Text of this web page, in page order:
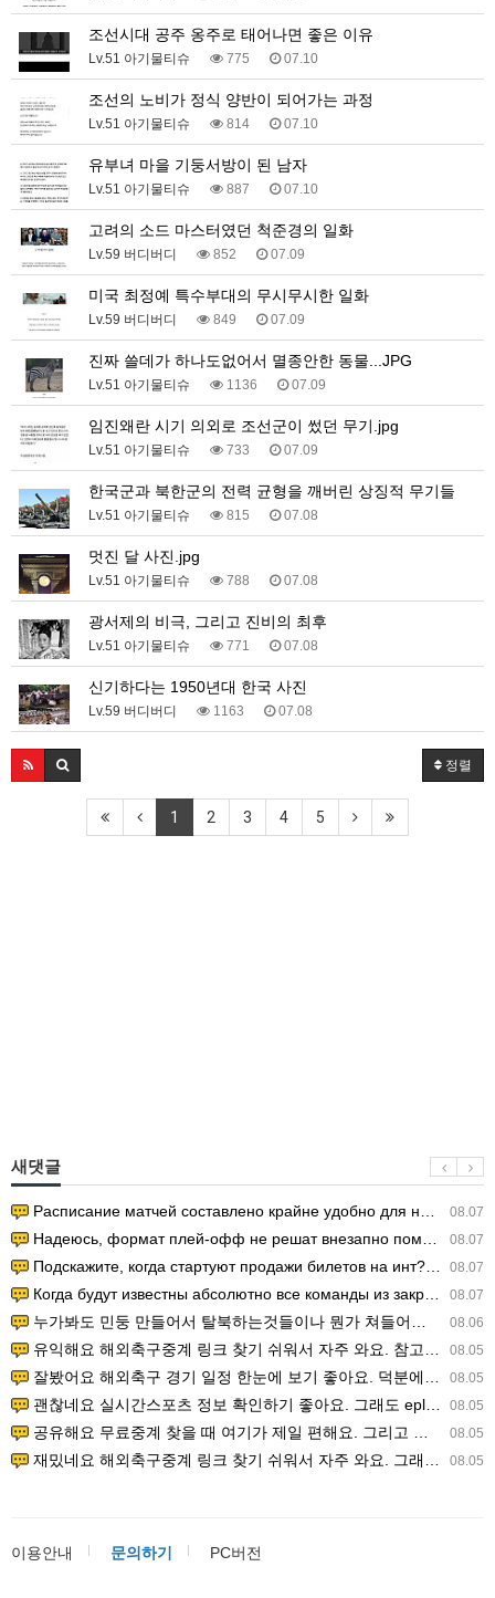
조선시대 공주 옹주로 태어나면 좋은 이유
Lv.51 아기물티슈 775 07.10
조선의 노비가 정식 양반이 되어가는 과정
Lv.51 아기물티슈 814 07.10
유부녀 마을 기둥서방이 된 남자
Lv.51 아기물티슈 887 07.10
고려의 소드 마스터였던 척준경의 일화
Lv.59 버디버디 852 07.09
미국 최정예 특수부대의 무시무시한 일화
Lv.59 버디버디 849 07.09
진짜 쓸데가 하나도없어서 멸종안한 동물...JPG
Lv.51 아기물티슈 1136 07.09
임진왜란 시기 의외로 조선군이 썼던 무기.jpg
Lv.51 아기물티슈 733 07.09
한국군과 북한군의 전력 균형을 깨버린 상징적 무기들
Lv.51 아기물티슈 815 07.08
멋진 달 사진.jpg
Lv.51 아기물티슈 788 07.08
광서제의 비극, 그리고 진비의 최후
Lv.51 아기물티슈 771 07.08
신기하다는 1950년대 한국 사진
Lv.59 버디버디 1163 07.08
정렬
1 2 3 4 5
새댓글
08.07
Расписание матчей составлено крайне удобно для нашего часово…
08.07
Надеюсь, формат плей-офф не решат внезапно поменять. https:/…
08.07
Подскажите, когда стартуют продажи билетов на инт? https://g…
08.07
Когда будут известны абсолютно все команды из закрытых квали…
08.06
누가봐도 민둥 만들어서 탈북하는것들이나 뭔가 쳐들어오는 낌새를 미리 알아차리기 위함이지 저걸 전쟁준비라고 하…
08.05
유익해요 해외축구중계 링크 찾기 쉬워서 자주 와요. 참고로 무료스포츠중계 정보 확인할 때 출처 꼭 체크해요.…
08.05
잘봤어요 해외축구 경기 일정 한눈에 보기 좋아요. 덕분에 epl중계 볼 때 공식 중계 채널 먼저 찾아봐요. …
08.05
괜찮네요 실시간스포츠 정보 확인하기 좋아요. 그래도 epl중계 볼 때 공식 중계 채널 먼저 찾아봐요. 북마크…
08.05
공유해요 무료중계 찾을 때 여기가 제일 편해요. 그리고 무료스포츠중계 정보 확인할 때 출처 꼭 체크해요. 앞…
08.05
재밌네요 해외축구중계 링크 찾기 쉬워서 자주 와요. 그래서 해외축구중계도 정식 서비스로 봐야 안전해요. 다음…
이용안내 문의하기 PC버전